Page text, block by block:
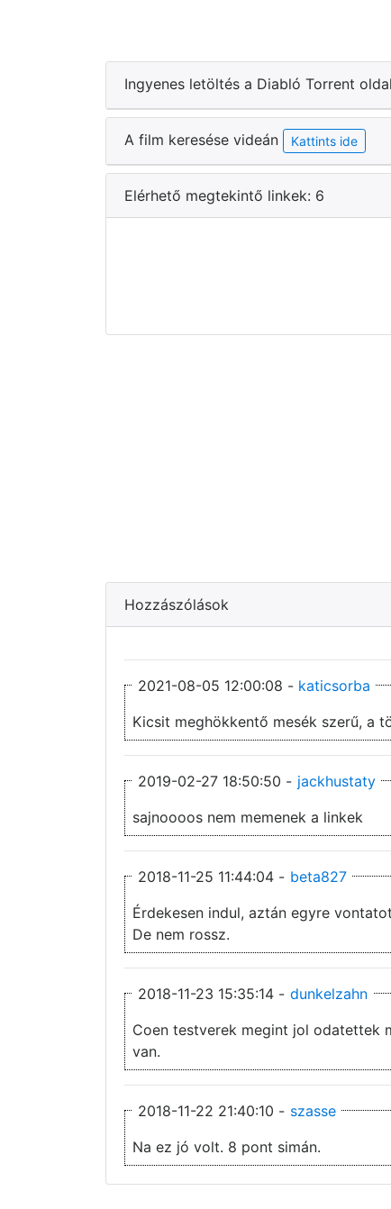
Ingyenes letöltés a Diabló Torrent
A film keresése videán Kattints ide
Elérhető megtekintő linkek: 6
Hozzászólások
2021-08-05 12:00:08 - katicsorba
Kicsit meghökkentő mesék szerű, a
2019-02-27 18:50:50 - jackhustaty
sajnoooos nem memenek a linkek
2018-11-25 11:44:04 - beta827
Érdekesen indul, aztán egyre
De nem rossz.
2018-11-23 15:35:14 - dunkelzahn
Coen testverek megint jol odatettek magukat. Nem spoiler:
van.
2018-11-22 21:40:10 - szasse
Na ez jó volt. 8 pont simán.